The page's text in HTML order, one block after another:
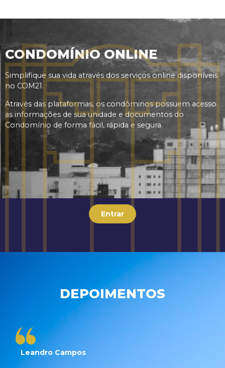
CONDOMÍNIO ONLINE
Simplifique sua vida através dos serviços online disponíveis
no COM21.
Através das plataformas, os condôminos possuem acesso
as informações de sua unidade e documentos do
Condomínio de forma fácil, rápida e segura.
Entrar
DEPOIMENTOS
Leandro Campos